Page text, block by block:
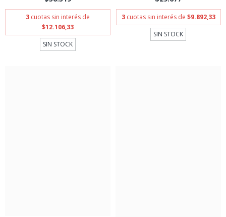
3 cuotas sin interés de
$12.106,33
SIN STOCK
3 cuotas sin interés de $9.892,33
SIN STOCK